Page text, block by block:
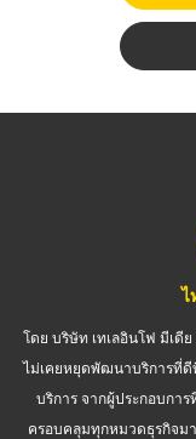
ไ
โดย บริษัท เทเลอินโฟ มีเดี
ไม่เคยหยุดพัฒนาบริการที่ดี
บริการ จากผู้ประกอบกา
ครอบคลุมทุกหมวดธุรกิจม